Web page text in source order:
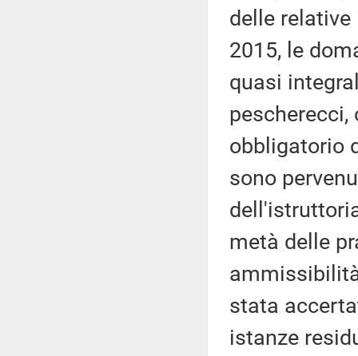
delle relative
2015, le
quasi
obbligatorio
sono
metà delle
stata
istanze